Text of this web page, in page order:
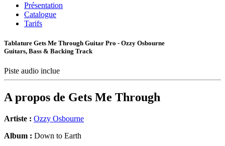
Présentation
Catalogue
Tarifs
Tablature Gets Me Through Guitar Pro - Ozzy Osbourne
Guitars, Bass & Backing Track
Piste audio inclue
A propos de Gets Me Through
Artiste : Ozzy Osbourne
Album : Down to Earth